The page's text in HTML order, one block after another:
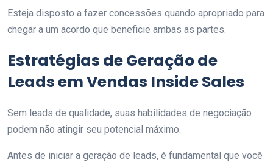
Esteja disposto a fazer concessões quando apropriado para
chegar a um acordo que beneficie ambas as partes.
Estratégias de Geração de
Leads em Vendas Inside Sales
Sem leads de qualidade, suas habilidades de negociação
podem não atingir seu potencial máximo.
Antes de iniciar a geração de leads, é fundamental que você